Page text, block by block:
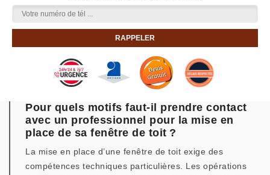
Pour quels motifs faut-il prendre contact
avec un professionnel pour la mise en
place de sa fenêtre de toit ?
La mise en place d’une fenêtre de toit exige des
compétences techniques particulières. Les opérations